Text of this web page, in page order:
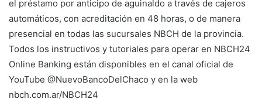
el préstamo por anticipo de aguinaldo a través de cajeros
automáticos, con acreditación en 48 horas, o de manera
presencial en todas las sucursales NBCH de la provincia.
Todos los instructivos y tutoriales para operar en NBCH24
Online Banking están disponibles en el canal oficial de
YouTube @NuevoBancoDelChaco y en la web
nbch.com.ar/NBCH24